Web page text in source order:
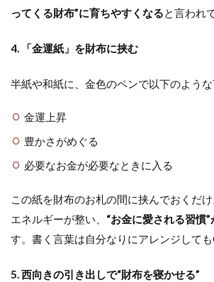
ってくる財布”に育ちやすくなると言われ
4. 「金運紙」を財布に挟む
半紙や和紙に、金色のペンで以下のような
金運上昇
豊かさがめぐる
必要なお金が必要なときに入る
この紙を財布のお札の間に挟んでおくだ
エネルギーが整い、 “お金に愛される習慣”
す。書く言葉は自分なりにアレンジしても
5. 西向きの引き出しで“財布を寝かせる”